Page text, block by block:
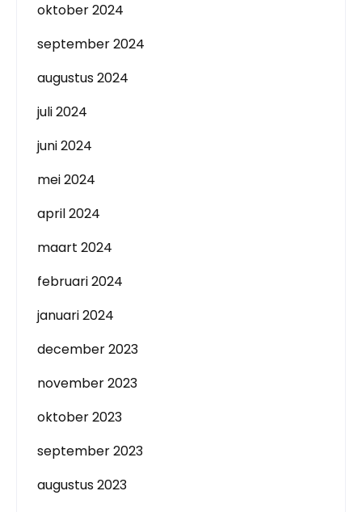
oktober 2024
september 2024
augustus 2024
juli 2024
juni 2024
mei 2024
april 2024
maart 2024
februari 2024
januari 2024
december 2023
november 2023
oktober 2023
september 2023
augustus 2023